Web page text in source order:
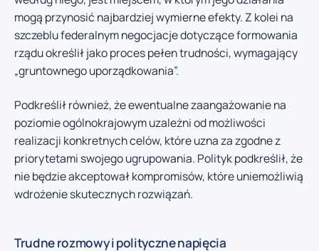
mogą przynosić najbardziej wymierne efekty. Z kolei na
szczeblu federalnym negocjacje dotyczące formowania
rządu określił jako proces pełen trudności, wymagający
„gruntownego uporządkowania”.
Podkreślił również, że ewentualne zaangażowanie na
poziomie ogólnokrajowym uzależni od możliwości
realizacji konkretnych celów, które uzna za zgodne z
priorytetami swojego ugrupowania. Polityk podkreślił, że
nie będzie akceptował kompromisów, które uniemożliwią
wdrożenie skutecznych rozwiązań.
Trudne rozmowy i polityczne napięcia